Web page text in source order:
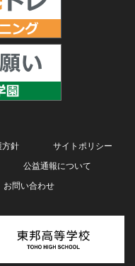
方針
サイトポリシー
公益通報について
お問い合わせ